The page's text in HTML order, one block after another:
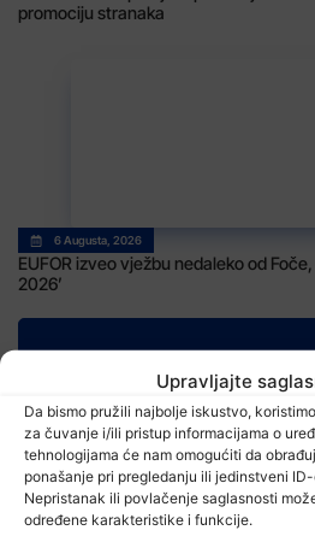
Upravljajte
Da bismo pružili najbolje iskustvo,
za čuvanje i/ili pristup informacijama o
tehnologijama će nam omogućiti da
ponašanje pri pregledanju ili jedinstveni
Nepristanak ili povlačenje saglasnosti
određene karakteristike i funkcije.
promociju stranaka
6 Augusta, 2026
EUFOR izveo vježbu nedaleko od
2026’
TV